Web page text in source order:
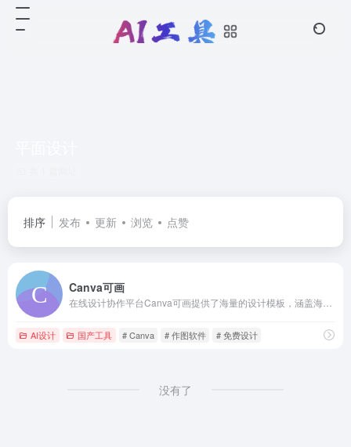
排序 发布 更新 浏览 点赞
Canva可画
AI设计 国产工具 # Canva # 作图软件 # 免费设计
没有了